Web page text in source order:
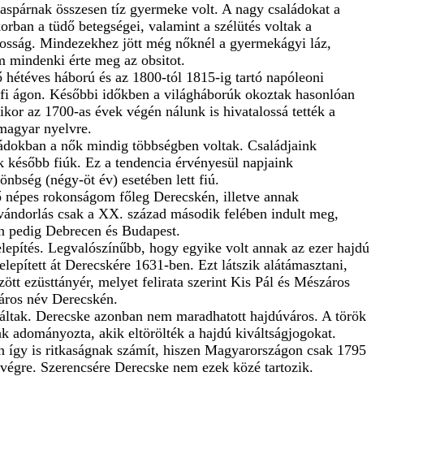
összesen tíz gyermeke volt. A nagy családokat a
a tüdő betegségei, valamint a szélütés voltak a
Mindezekhez jött még nőknél a gyermekágyi láz,
mindenki érte meg az obsitot.
háború és az 1800-tól 1815-ig tartó napóleoni
ágon. Későbbi időkben a világháborúk okoztak hasonlóan
az 1700-as évek végén nálunk is hivatalossá tették a
nyelvre.
a nők mindig többségben voltak. Családjaink
később fiúk. Ez a tendencia érvényesül napjaink
(négy-öt év) esetében lett fiú.
rokonságom főleg Derecskén, illetve annak
csak a XX. század második felében indult meg,
Debrecen és Budapest.
Legvalószínűbb, hogy egyike volt annak az ezer hajdú
át Derecskére 1631-ben. Ezt látszik alátámasztani,
ezüsttányér, melyet felirata szerint Kis Pál és Mészáros
név Derecskén.
Derecske azonban nem maradhatott hajdúváros. A török
adományozta, akik eltörölték a hajdú kiváltságjogokat.
is ritkaságnak számít, hiszen Magyarországon csak 1795
Szerencsére Derecske nem ezek közé tartozik.